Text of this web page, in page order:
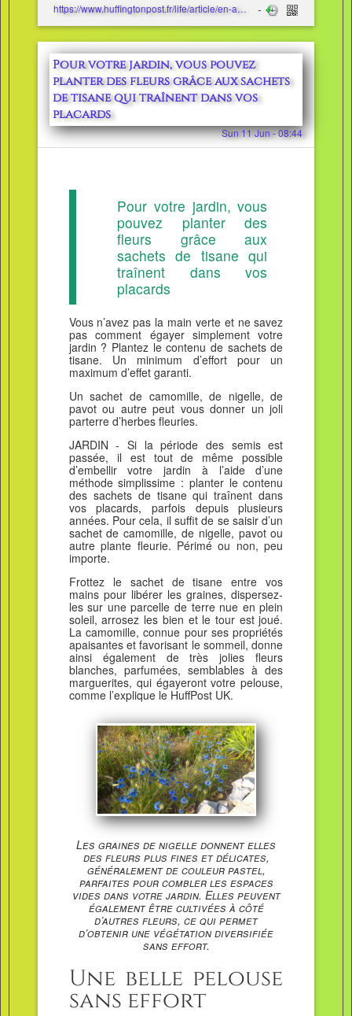
https://www.huffingtonpost.fr/life/article/en-automne-pourquoi-les-feuilles-des-arbres-sont-rouges-orange-ou-jaunes-clx1_131677.html
Pour votre jardin, vous pouvez
planter des fleurs grâce aux sachets
de tisane qui traînent dans vos
placards
Sun 11 Jun - 08:44
Pour votre jardin, vous
pouvez planter des
fleurs grâce aux
sachets de tisane qui
traînent dans vos
placards
Vous n’avez pas la main verte et ne savez
pas comment égayer simplement votre
jardin ? Plantez le contenu de sachets de
tisane. Un minimum d’effort pour un
maximum d’effet garanti.
Un sachet de camomille, de nigelle, de
pavot ou autre peut vous donner un joli
parterre d’herbes fleuries.
JARDIN - Si la période des semis est
passée, il est tout de même possible
d’embellir votre jardin à l’aide d’une
méthode simplissime : planter le contenu
des sachets de tisane qui traînent dans
vos placards, parfois depuis plusieurs
années. Pour cela, il suffit de se saisir d’un
sachet de camomille, de nigelle, pavot ou
autre plante fleurie. Périmé ou non, peu
importe.
Frottez le sachet de tisane entre vos
mains pour libérer les graines, dispersez-
les sur une parcelle de terre nue en plein
soleil, arrosez les bien et le tour est joué.
La camomille, connue pour ses propriétés
apaisantes et favorisant le sommeil, donne
ainsi également de très jolies fleurs
blanches, parfumées, semblables à des
marguerites, qui égayeront votre pelouse,
comme l’explique le HuffPost UK.
Les graines de nigelle donnent elles
des fleurs plus fines et délicates,
généralement de couleur pastel,
parfaites pour combler les espaces
vides dans votre jardin. Elles peuvent
également être cultivées à côté
d’autres fleurs, ce qui permet
d’obtenir une végétation diversifiée
sans effort.
Une belle pelouse
sans effort